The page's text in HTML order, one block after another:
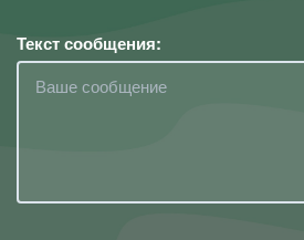
Текст сообщения: